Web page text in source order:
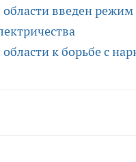
области введен
области к борьбе с